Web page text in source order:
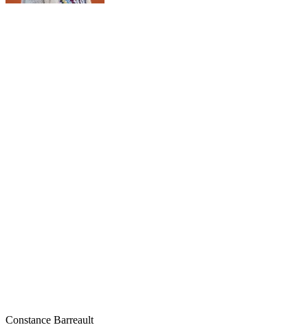
Constance Barreault